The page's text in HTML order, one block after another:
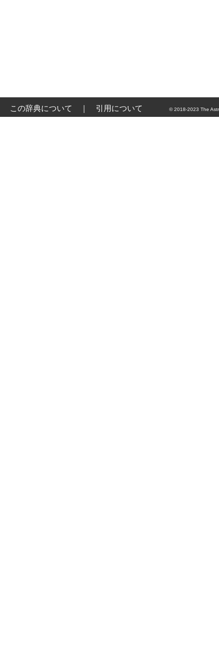
この辞典について 引用について © 2018-2023 The